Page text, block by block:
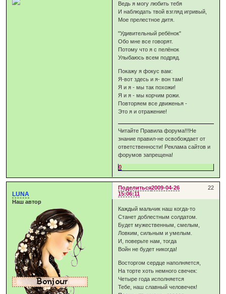
Ведь я могу любить тебя
И наблюдать твой взгляд игривый,
Мое прелестное дитя.
"Удивительный ребёнок"
Обо мне все говорят.
Потому что я с пелёнок
Улыбаюсь всем подряд.
Покажу я фокус вам:
Я-вот здесь и я- вон там!
Я и я - мы так похожи!
Я и я - мы корчим рожи.
Повторяем все движенья -
Это я и отражение!
Читайте Правила форума!!!Не
знание правил-не освобождает от
ответственности! Реклама сайтов и
форумов запрещена!
0
Поделиться 22
2009-04-26
15:06:11
LUNA
Наш автор
Каждый мальчик наш когда-то
Станет доблестным солдатом.
Будет мужественным, смелым,
Ловким, сильным и умелым.
И, поверьте нам, тогда
Войн не будет никогда!
Восторгом сердце наполняется,
На торте хоть немного свечек:
Четыре года исполняется
Тебе, наш славный человечек!